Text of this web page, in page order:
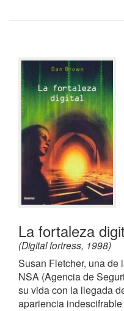
La fortaleza
(Digital fortress, 1998)
Susan Fletcher, una de
NSA (Agencia de
su vida con la llegada
apariencia indescifrable